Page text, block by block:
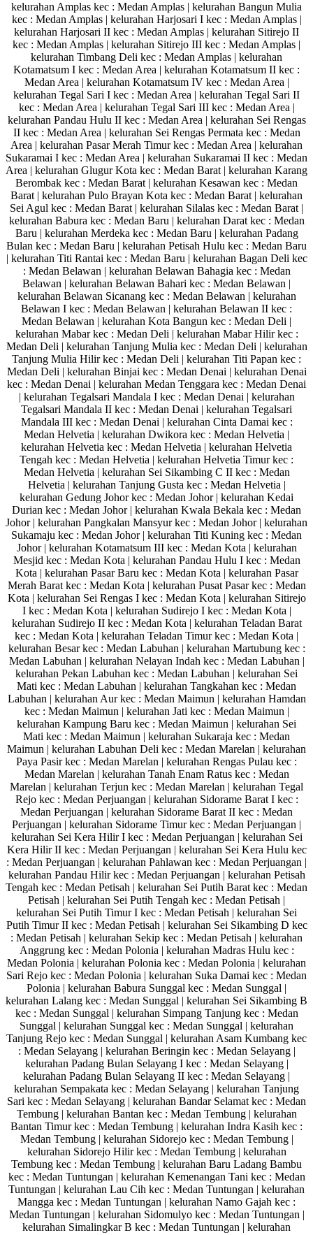
kelurahan Amplas kec : Medan Amplas | kelurahan Bangun Mulia
kec : Medan Amplas | kelurahan Harjosari I kec : Medan Amplas |
kelurahan Harjosari II kec : Medan Amplas | kelurahan Sitirejo II
kec : Medan Amplas | kelurahan Sitirejo III kec : Medan Amplas |
kelurahan Timbang Deli kec : Medan Amplas | kelurahan
Kotamatsum I kec : Medan Area | kelurahan Kotamatsum II kec :
Medan Area | kelurahan Kotamatsum IV kec : Medan Area |
kelurahan Tegal Sari I kec : Medan Area | kelurahan Tegal Sari II
kec : Medan Area | kelurahan Tegal Sari III kec : Medan Area |
kelurahan Pandau Hulu II kec : Medan Area | kelurahan Sei Rengas
II kec : Medan Area | kelurahan Sei Rengas Permata kec : Medan
Area | kelurahan Pasar Merah Timur kec : Medan Area | kelurahan
Sukaramai I kec : Medan Area | kelurahan Sukaramai II kec : Medan
Area | kelurahan Glugur Kota kec : Medan Barat | kelurahan Karang
Berombak kec : Medan Barat | kelurahan Kesawan kec : Medan
Barat | kelurahan Pulo Brayan Kota kec : Medan Barat | kelurahan
Sei Agul kec : Medan Barat | kelurahan Silalas kec : Medan Barat |
kelurahan Babura kec : Medan Baru | kelurahan Darat kec : Medan
Baru | kelurahan Merdeka kec : Medan Baru | kelurahan Padang
Bulan kec : Medan Baru | kelurahan Petisah Hulu kec : Medan Baru
| kelurahan Titi Rantai kec : Medan Baru | kelurahan Bagan Deli kec
: Medan Belawan | kelurahan Belawan Bahagia kec : Medan
Belawan | kelurahan Belawan Bahari kec : Medan Belawan |
kelurahan Belawan Sicanang kec : Medan Belawan | kelurahan
Belawan I kec : Medan Belawan | kelurahan Belawan II kec :
Medan Belawan | kelurahan Kota Bangun kec : Medan Deli |
kelurahan Mabar kec : Medan Deli | kelurahan Mabar Hilir kec :
Medan Deli | kelurahan Tanjung Mulia kec : Medan Deli | kelurahan
Tanjung Mulia Hilir kec : Medan Deli | kelurahan Titi Papan kec :
Medan Deli | kelurahan Binjai kec : Medan Denai | kelurahan Denai
kec : Medan Denai | kelurahan Medan Tenggara kec : Medan Denai
| kelurahan Tegalsari Mandala I kec : Medan Denai | kelurahan
Tegalsari Mandala II kec : Medan Denai | kelurahan Tegalsari
Mandala III kec : Medan Denai | kelurahan Cinta Damai kec :
Medan Helvetia | kelurahan Dwikora kec : Medan Helvetia |
kelurahan Helvetia kec : Medan Helvetia | kelurahan Helvetia
Tengah kec : Medan Helvetia | kelurahan Helvetia Timur kec :
Medan Helvetia | kelurahan Sei Sikambing C II kec : Medan
Helvetia | kelurahan Tanjung Gusta kec : Medan Helvetia |
kelurahan Gedung Johor kec : Medan Johor | kelurahan Kedai
Durian kec : Medan Johor | kelurahan Kwala Bekala kec : Medan
Johor | kelurahan Pangkalan Mansyur kec : Medan Johor | kelurahan
Sukamaju kec : Medan Johor | kelurahan Titi Kuning kec : Medan
Johor | kelurahan Kotamatsum III kec : Medan Kota | kelurahan
Mesjid kec : Medan Kota | kelurahan Pandau Hulu I kec : Medan
Kota | kelurahan Pasar Baru kec : Medan Kota | kelurahan Pasar
Merah Barat kec : Medan Kota | kelurahan Pusat Pasar kec : Medan
Kota | kelurahan Sei Rengas I kec : Medan Kota | kelurahan Sitirejo
I kec : Medan Kota | kelurahan Sudirejo I kec : Medan Kota |
kelurahan Sudirejo II kec : Medan Kota | kelurahan Teladan Barat
kec : Medan Kota | kelurahan Teladan Timur kec : Medan Kota |
kelurahan Besar kec : Medan Labuhan | kelurahan Martubung kec :
Medan Labuhan | kelurahan Nelayan Indah kec : Medan Labuhan |
kelurahan Pekan Labuhan kec : Medan Labuhan | kelurahan Sei
Mati kec : Medan Labuhan | kelurahan Tangkahan kec : Medan
Labuhan | kelurahan Aur kec : Medan Maimun | kelurahan Hamdan
kec : Medan Maimun | kelurahan Jati kec : Medan Maimun |
kelurahan Kampung Baru kec : Medan Maimun | kelurahan Sei
Mati kec : Medan Maimun | kelurahan Sukaraja kec : Medan
Maimun | kelurahan Labuhan Deli kec : Medan Marelan | kelurahan
Paya Pasir kec : Medan Marelan | kelurahan Rengas Pulau kec :
Medan Marelan | kelurahan Tanah Enam Ratus kec : Medan
Marelan | kelurahan Terjun kec : Medan Marelan | kelurahan Tegal
Rejo kec : Medan Perjuangan | kelurahan Sidorame Barat I kec :
Medan Perjuangan | kelurahan Sidorame Barat II kec : Medan
Perjuangan | kelurahan Sidorame Timur kec : Medan Perjuangan |
kelurahan Sei Kera Hilir I kec : Medan Perjuangan | kelurahan Sei
Kera Hilir II kec : Medan Perjuangan | kelurahan Sei Kera Hulu kec
: Medan Perjuangan | kelurahan Pahlawan kec : Medan Perjuangan |
kelurahan Pandau Hilir kec : Medan Perjuangan | kelurahan Petisah
Tengah kec : Medan Petisah | kelurahan Sei Putih Barat kec : Medan
Petisah | kelurahan Sei Putih Tengah kec : Medan Petisah |
kelurahan Sei Putih Timur I kec : Medan Petisah | kelurahan Sei
Putih Timur II kec : Medan Petisah | kelurahan Sei Sikambing D kec
: Medan Petisah | kelurahan Sekip kec : Medan Petisah | kelurahan
Anggrung kec : Medan Polonia | kelurahan Madras Hulu kec :
Medan Polonia | kelurahan Polonia kec : Medan Polonia | kelurahan
Sari Rejo kec : Medan Polonia | kelurahan Suka Damai kec : Medan
Polonia | kelurahan Babura Sunggal kec : Medan Sunggal |
kelurahan Lalang kec : Medan Sunggal | kelurahan Sei Sikambing B
kec : Medan Sunggal | kelurahan Simpang Tanjung kec : Medan
Sunggal | kelurahan Sunggal kec : Medan Sunggal | kelurahan
Tanjung Rejo kec : Medan Sunggal | kelurahan Asam Kumbang kec
: Medan Selayang | kelurahan Beringin kec : Medan Selayang |
kelurahan Padang Bulan Selayang I kec : Medan Selayang |
kelurahan Padang Bulan Selayang II kec : Medan Selayang |
kelurahan Sempakata kec : Medan Selayang | kelurahan Tanjung
Sari kec : Medan Selayang | kelurahan Bandar Selamat kec : Medan
Tembung | kelurahan Bantan kec : Medan Tembung | kelurahan
Bantan Timur kec : Medan Tembung | kelurahan Indra Kasih kec :
Medan Tembung | kelurahan Sidorejo kec : Medan Tembung |
kelurahan Sidorejo Hilir kec : Medan Tembung | kelurahan
Tembung kec : Medan Tembung | kelurahan Baru Ladang Bambu
kec : Medan Tuntungan | kelurahan Kemenangan Tani kec : Medan
Tuntungan | kelurahan Lau Cih kec : Medan Tuntungan | kelurahan
Mangga kec : Medan Tuntungan | kelurahan Namo Gajah kec :
Medan Tuntungan | kelurahan Sidomulyo kec : Medan Tuntungan |
kelurahan Simalingkar B kec : Medan Tuntungan | kelurahan